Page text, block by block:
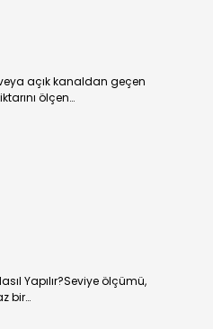
açık kanaldan geçen
ölçen…
Yapılır?Seviye ölçümü,
bir…